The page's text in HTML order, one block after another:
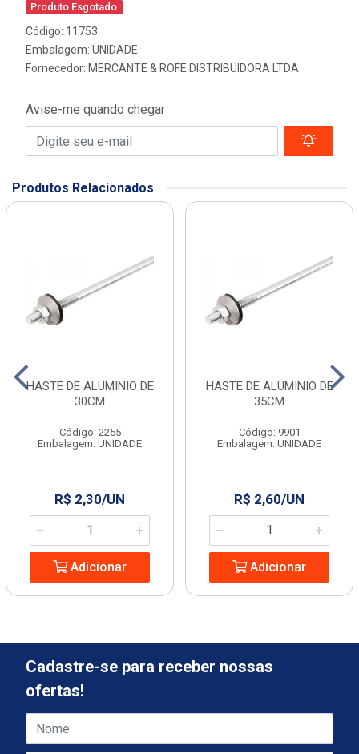
Produto Esgotado
Código: 11753
Embalagem: UNIDADE
Fornecedor: MERCANTE & ROFE DISTRIBUIDORA LTDA
Avise-me quando chegar
Produtos Relacionados
HASTE DE ALUMINIO DE
30CM
Código: 2255
Embalagem: UNIDADE
R$ 2,30/UN
Adicionar
HASTE DE ALUMINIO DE
35CM
Código: 9901
Embalagem: UNIDADE
R$ 2,60/UN
Adicionar
Cadastre-se para receber nossas
ofertas!